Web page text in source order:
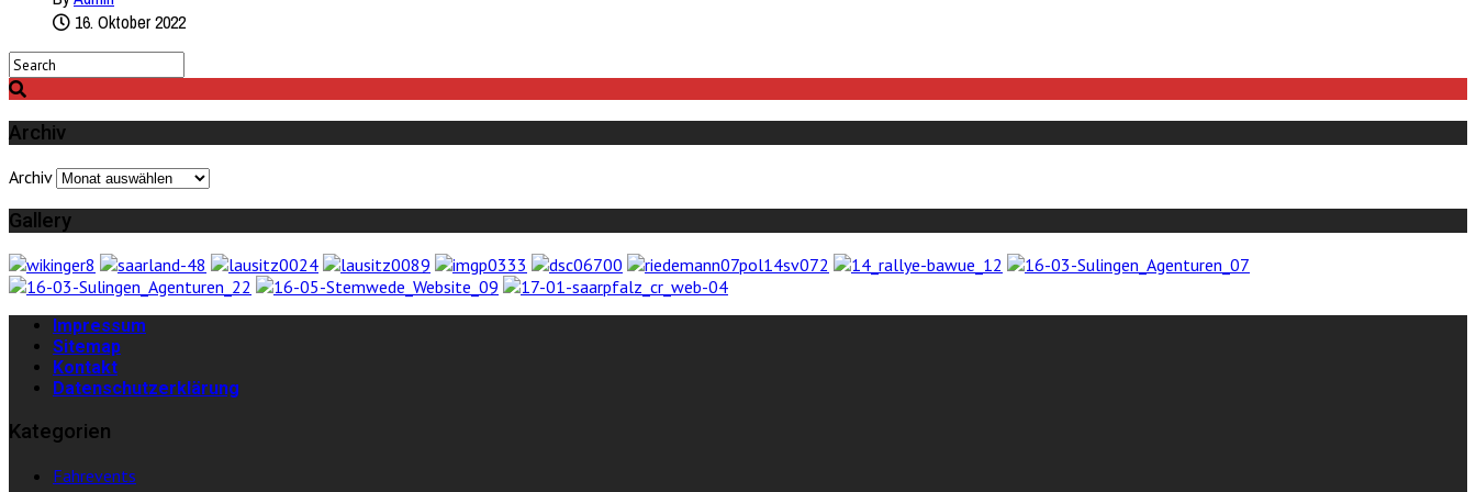
16. Oktober 2022
Archiv
Archiv
Gallery
Impressum
Sitemap
Kontakt
Datenschutzerklärung
Kategorien
Fahrevents